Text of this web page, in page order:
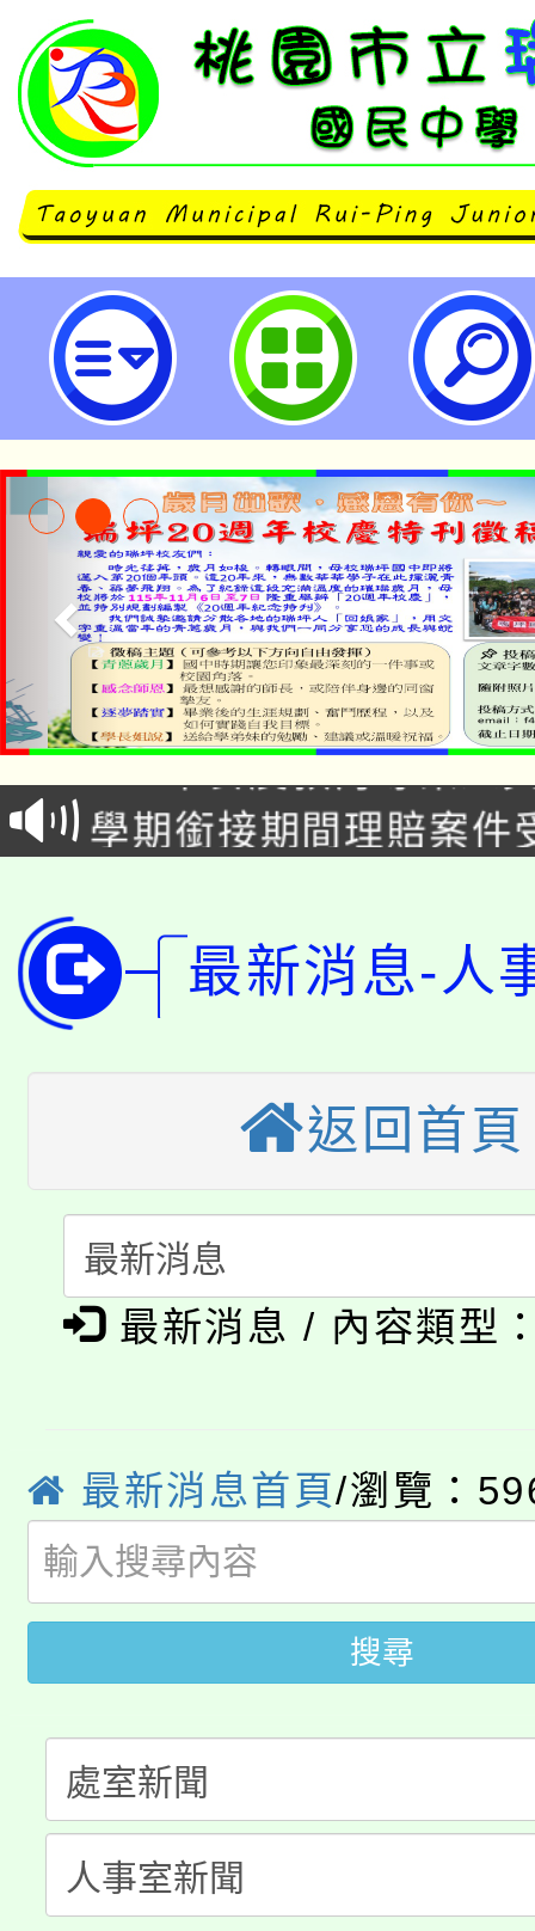
轉知「公務人員週休二日實施辦法
會同考試院於113年8月29日發布
令影本、原條文及廢止理由各1份-
民中學
淨零綠生活教案入校路
會
115年食農教育專業人
程
學期銜接期間理賠案件
版
公告本校115學年度第
代理(課)教師甄選結果(
「2026金融保險知識
車」活動
生本土語及新住民語歌
公告本校115學年度第
代理(課)教師甄選結果(
代理(課)教師甄選結果(
轉知中國文化大學推廣
《TA101》溝通分析基
系所師生報名參加。
淨零綠生活教案入校路
115年食農教育專業人
學籍身 分審查程序及
版
淨零綠領人才培育課程
公告本校115學年度第
代理(課)教師甄選結果(
「2026金融保險知識
桃園市115學年度學生
代理(課)教師甄選結果(
公告本校115學年度第
代理(課)教師甄選結果(
轉知中國文化大學推廣
《TA101》溝通分析基
最新消息-人
返回首頁
最新消息 / 內容類型
最新消息首頁/瀏覽：
搜尋